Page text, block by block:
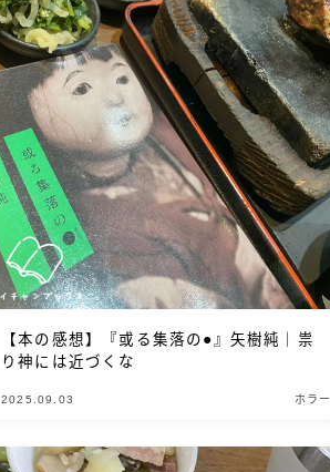
【本の感想】『或る集落の●』矢樹純｜祟
り神には近づくな
2025.09.03 ホラー